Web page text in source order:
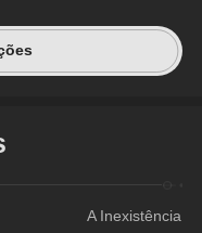
A Inexistência